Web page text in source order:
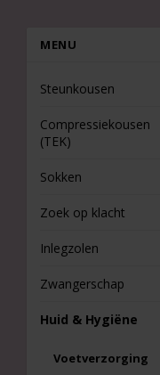
MENU
Steunkousen
Compressiekousen
(TEK)
Sokken
Zoek op klacht
Inlegzolen
Zwangerschap
Huid & Hygiëne
Voetverzorging